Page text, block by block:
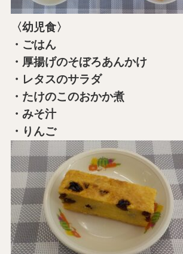
〈幼児食〉
・ごはん
・厚揚げのそぼろあんかけ
・レタスのサラダ
・たけのこのおかか煮
・みそ汁
・りんご